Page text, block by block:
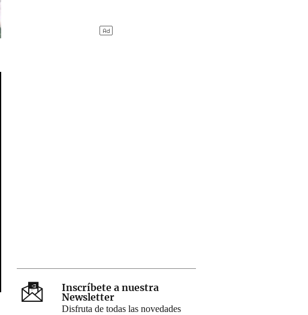
Inscríbete a nuestra
Newsletter
Disfruta de todas las novedades